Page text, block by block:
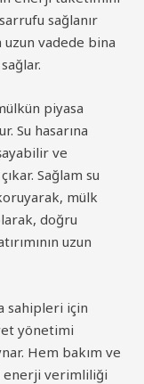
sağlanır
vadede bina
piyasa
Su hasarına
ve
Sağlam su
mülk
doğru
uzun
sahipleri için
yönetimi
Hem bakım ve
enerji verimliliği